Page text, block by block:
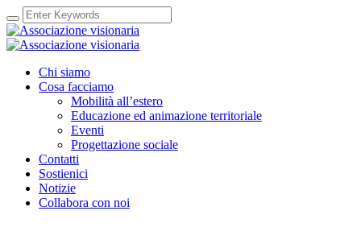
Chi siamo
Cosa facciamo
Mobilità all’estero
Educazione ed animazione territoriale
Eventi
Progettazione sociale
Contatti
Sostienici
Notizie
Collabora con noi